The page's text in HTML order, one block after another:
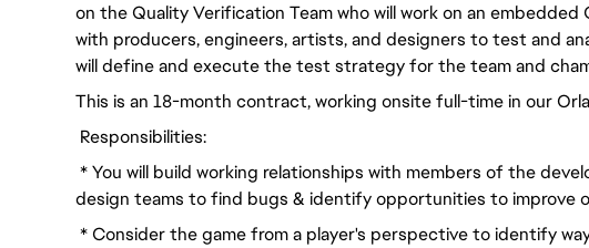
on the Quality Verification Team who will work on an
with producers, engineers, artists, and designers to test and
will define and execute the test strategy for the team and
This is an 18-month contract, working onsite full-time in our
Responsibilities:
* You will build working relationships with members of the
design teams to find bugs & identify opportunities to improve
* Consider the game from a player's perspective to identify